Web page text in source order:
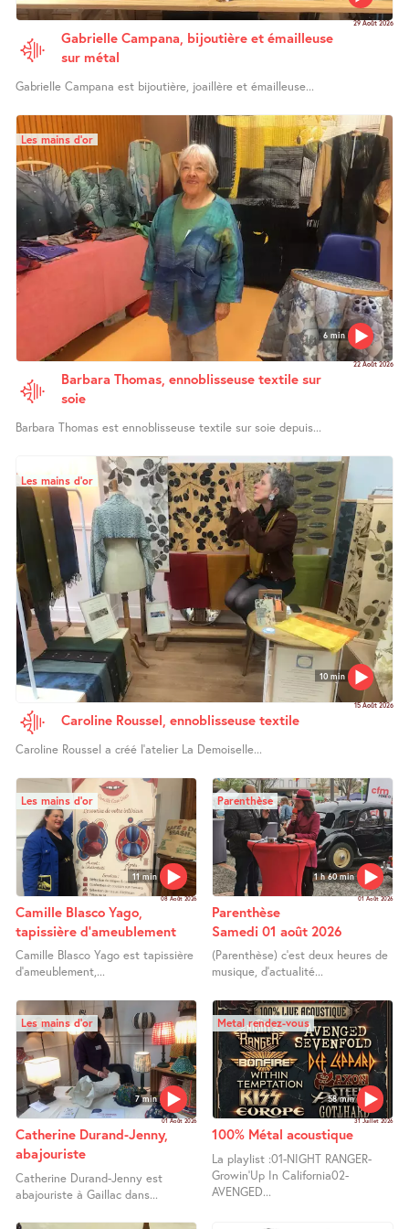
29 Août 2026
Gabrielle Campana, bijoutière et émailleuse
sur métal
Gabrielle Campana est bijoutière, joaillère et émailleuse...
6 min
Les mains d’or
22 Août 2026
Barbara Thomas, ennoblisseuse textile sur
soie
Barbara Thomas est ennoblisseuse textile sur soie depuis...
10 min
Les mains d’or
15 Août 2026
Caroline Roussel, ennoblisseuse textile
Caroline Roussel a créé l’atelier La Demoiselle...
11 min
Les mains d’or
08 Août 2026
Camille Blasco Yago,
tapissière d’ameublement
Camille Blasco Yago est tapissière
d’ameublement,...
1 h 60 min
Parenthèse
01 Août 2026
Parenthèse
Samedi 01 août 2026
(Parenthèse) c’est deux heures de
musique, d’actualité...
7 min
Les mains d’or
01 Août 2026
Catherine Durand-Jenny,
abajouriste
Catherine Durand-Jenny est
abajouriste à Gaillac dans...
58 min
Metal rendez-vous
31 Juillet 2026
100% Métal acoustique
La playlist :01-NIGHT RANGER-
Growin’Up In California02-
AVENGED...